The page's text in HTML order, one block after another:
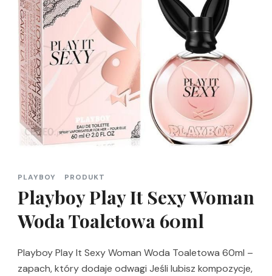
PLAYBOY PRODUKT
Playboy Play It Sexy Woman
Woda Toaletowa 60ml
Playboy Play It Sexy Woman Woda Toaletowa 60ml –
zapach, który dodaje odwagi Jeśli lubisz kompozycje,